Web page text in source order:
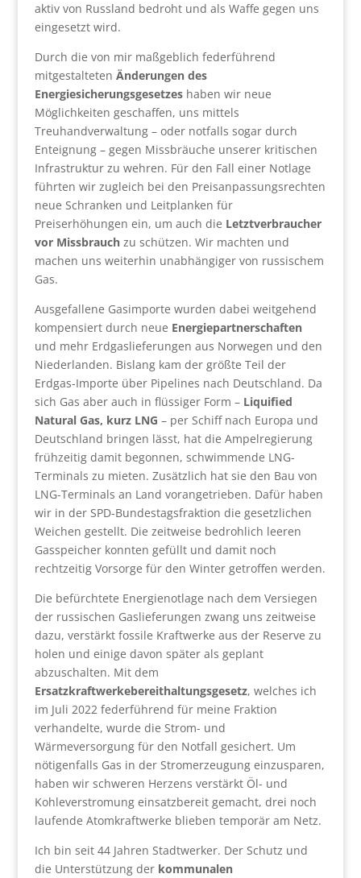
aktiv von Russland bedroht und als Waffe gegen uns
eingesetzt wird.
Durch die von mir maßgeblich federführend
mitgestalteten Änderungen des
Energiesicherungsgesetzes haben wir neue
Möglichkeiten geschaffen, uns mittels
Treuhandverwaltung – oder notfalls sogar durch
Enteignung – gegen Missbräuche unserer kritischen
Infrastruktur zu wehren. Für den Fall einer Notlage
führten wir zugleich bei den Preisanpassungsrechten
neue Schranken und Leitplanken für
Preiserhöhungen ein, um auch die Letztverbraucher
vor Missbrauch zu schützen. Wir machten und
machen uns weiterhin unabhängiger von russischem
Gas.
Ausgefallene Gasimporte wurden dabei weitgehend
kompensiert durch neue Energiepartnerschaften
und mehr Erdgaslieferungen aus Norwegen und den
Niederlanden. Bislang kam der größte Teil der
Erdgas-Importe über Pipelines nach Deutschland. Da
sich Gas aber auch in flüssiger Form – Liquified
Natural Gas, kurz LNG – per Schiff nach Europa und
Deutschland bringen lässt, hat die Ampelregierung
frühzeitig damit begonnen, schwimmende LNG-
Terminals zu mieten. Zusätzlich hat sie den Bau von
LNG-Terminals an Land vorangetrieben. Dafür haben
wir in der SPD-Bundestagsfraktion die gesetzlichen
Weichen gestellt. Die zeitweise bedrohlich leeren
Gasspeicher konnten gefüllt und damit noch
rechtzeitig Vorsorge für den Winter getroffen werden.
Die befürchtete Energienotlage nach dem Versiegen
der russischen Gaslieferungen zwang uns zeitweise
dazu, verstärkt fossile Kraftwerke aus der Reserve zu
holen und einige davon später als geplant
abzuschalten. Mit dem
Ersatzkraftwerkebereithaltungsgesetz, welches ich
im Juli 2022 federführend für meine Fraktion
verhandelte, wurde die Strom- und
Wärmeversorgung für den Notfall gesichert. Um
nötigenfalls Gas in der Stromerzeugung einzusparen,
haben wir schweren Herzens verstärkt Öl- und
Kohleverstromung einsatzbereit gemacht, drei noch
laufende Atomkraftwerke blieben temporär am Netz.
Ich bin seit 44 Jahren Stadtwerker. Der Schutz und
die Unterstützung der kommunalen